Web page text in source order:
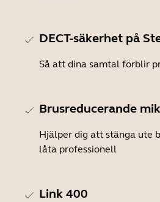
DECT-säkerhet på
Så att dina samtal förblir
Brusreducerande
Hjälper dig att stänga ute
låta professionell
Link 400